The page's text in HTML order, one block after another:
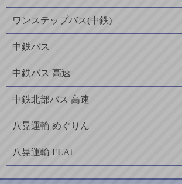
ワンステップバス(中鉄)
中鉄バス
中鉄バス 高速
中鉄北部バス 高速
八晃運輸 めぐりん
八晃運輸 FLAt